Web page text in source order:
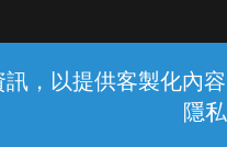
，以提供客製化內
隱